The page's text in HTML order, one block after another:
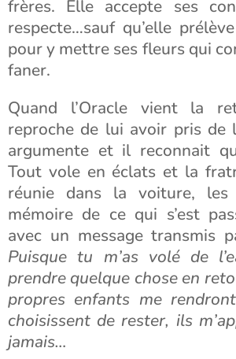
frères. Elle accepte ses
respecte…sauf qu’elle
pour y mettre ses fleurs qui
faner.
Quand l’Oracle vient la
reproche de lui avoir pris de
argumente et il reconnait
Tout vole en éclats et la
réunie dans la voiture, les
mémoire de ce qui s’est
avec un message transmis
Puisque tu m’as volé de
prendre quelque chose en
propres enfants me
choisissent de rester, ils
jamais…